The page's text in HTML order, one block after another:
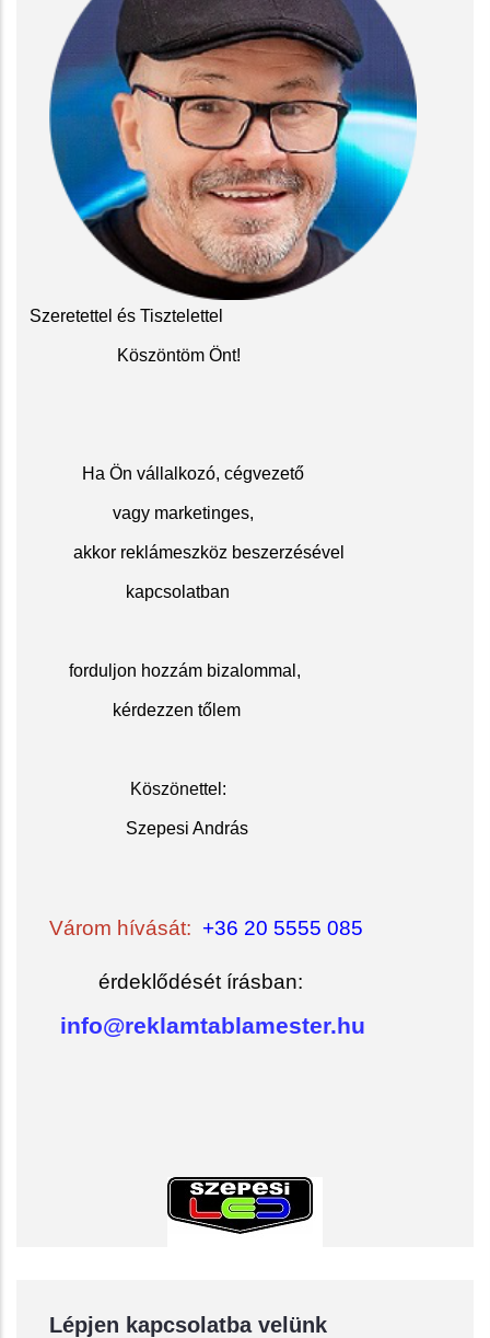
Szeretettel és Tisztelettel
Köszöntöm Önt!
Ha Ön vállalkozó, cégvezető
vagy marketinges,
akkor reklámeszköz beszerzésével
kapcsolatban
forduljon hozzám bizalommal,
kérdezzen tőlem
Köszönettel:
Szepesi András
Várom hívását: +36 20 5555 085
érdeklődését írásban:
info@reklamtablamester.hu
Lépjen kapcsolatba velünk